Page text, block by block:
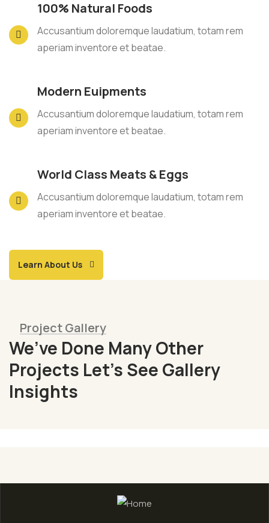
100% Natural Foods
Accusantium doloremque laudatium, totam rem
aperiam inventore et beatae.
Modern Euipments
Accusantium doloremque laudatium, totam rem
aperiam inventore et beatae.
World Class Meats & Eggs
Accusantium doloremque laudatium, totam rem
aperiam inventore et beatae.
Learn About Us
Project Gallery
We’ve Done Many Other
Projects Let’s See Gallery
Insights
Fresh
Chicken